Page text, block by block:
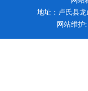
地址：卢氏县龙
网站维护